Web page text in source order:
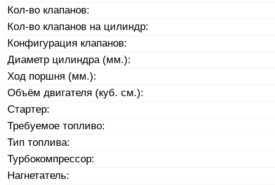
Кол-во клапанов:
Кол-во клапанов на цилиндр:
Конфигурация клапанов:
Диаметр цилиндра (мм.):
Ход поршня (мм.):
Объём двигателя (куб. см.):
Стартер:
Требуемое топливо:
Тип топлива:
Турбокомпрессор:
Нагнетатель: